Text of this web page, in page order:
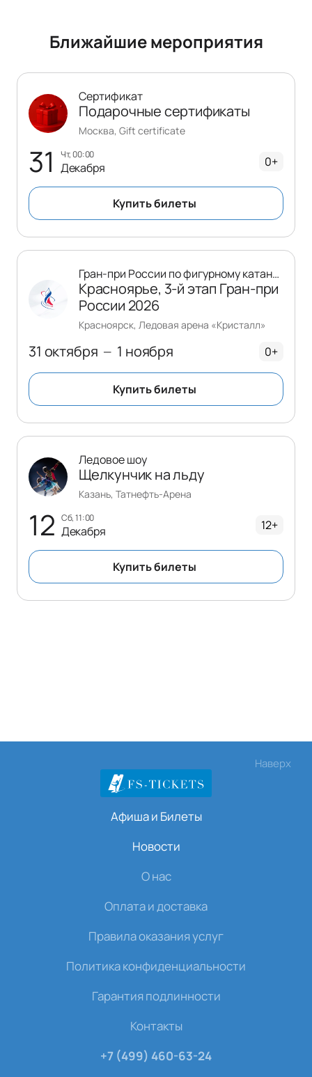
Ближайшие мероприятия
31 чт, 00:00
Декабря
Сертификат
Подарочные сертификаты
Москва, Gift certificate
0+
Купить билеты
31 октября — 1 ноября
Гран-при России по фигурному катанию
Красноярье, 3-й этап Гран-при
России 2026
Красноярск, Ледовая арена «Кристалл»
0+
Купить билеты
12 сб, 11:00
Декабря
Ледовое шоу
Щелкунчик на льду
Казань, Татнефть-Арена
12+
Купить билеты
Наверх
Афиша и Билеты
Новости
О нас
Оплата и доставка
Правила оказания услуг
Политика конфиденциальности
Гарантия подлинности
Контакты
+7 (499) 460-63-24